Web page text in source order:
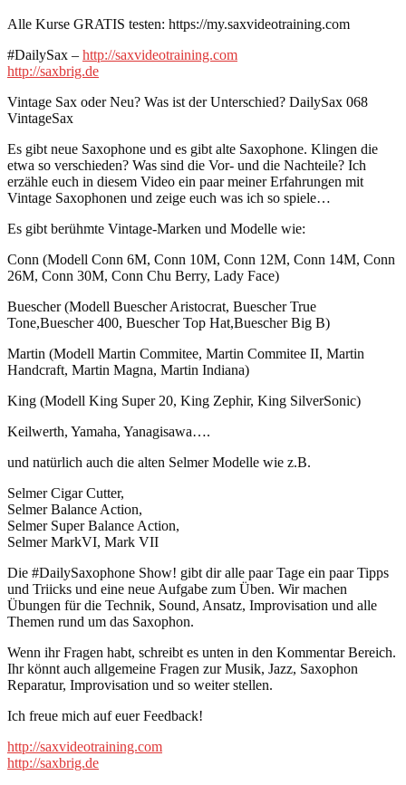
Alle Kurse GRATIS testen: https://my.saxvideotraining.com
#DailySax – http://saxvideotraining.com
http://saxbrig.de
Vintage Sax oder Neu? Was ist der Unterschied? DailySax 068
VintageSax
Es gibt neue Saxophone und es gibt alte Saxophone. Klingen die
etwa so verschieden? Was sind die Vor- und die Nachteile? Ich
erzähle euch in diesem Video ein paar meiner Erfahrungen mit
Vintage Saxophonen und zeige euch was ich so spiele…
Es gibt berühmte Vintage-Marken und Modelle wie:
Conn (Modell Conn 6M, Conn 10M, Conn 12M, Conn 14M, Conn
26M, Conn 30M, Conn Chu Berry, Lady Face)
Buescher (Modell Buescher Aristocrat, Buescher True
Tone,Buescher 400, Buescher Top Hat,Buescher Big B)
Martin (Modell Martin Commitee, Martin Commitee II, Martin
Handcraft, Martin Magna, Martin Indiana)
King (Modell King Super 20, King Zephir, King SilverSonic)
Keilwerth, Yamaha, Yanagisawa….
und natürlich auch die alten Selmer Modelle wie z.B.
Selmer Cigar Cutter,
Selmer Balance Action,
Selmer Super Balance Action,
Selmer MarkVI, Mark VII
Die #DailySaxophone Show! gibt dir alle paar Tage ein paar Tipps
und Triicks und eine neue Aufgabe zum Üben. Wir machen
Übungen für die Technik, Sound, Ansatz, Improvisation und alle
Themen rund um das Saxophon.
Wenn ihr Fragen habt, schreibt es unten in den Kommentar Bereich.
Ihr könnt auch allgemeine Fragen zur Musik, Jazz, Saxophon
Reparatur, Improvisation und so weiter stellen.
Ich freue mich auf euer Feedback!
http://saxvideotraining.com
http://saxbrig.de